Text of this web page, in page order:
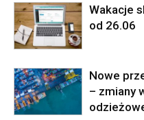
Wakacje
od 26.06
Nowe
– zmiany